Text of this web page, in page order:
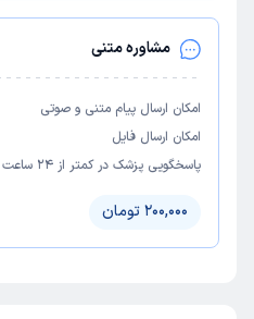
مشاوره متنی
امکان ارسال پیام متنی و صوتی
امکان ارسال فایل
پاسخگویی پزشک در کمتر از ۲۴ ساعت
200,000 تومان